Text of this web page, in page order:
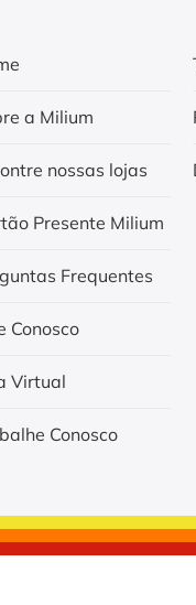
a Milium
nossas lojas
Presente Milium
Frequentes
Conosco
Virtual
Conosco